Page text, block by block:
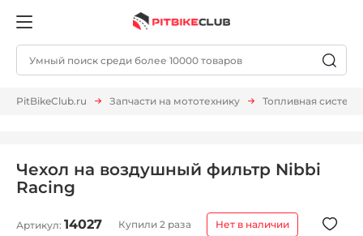
PitBikeClub.ru Запчасти на мототехнику Топливная система
Чехол на воздушный фильтр Nibbi
Racing
Артикул: 14027 Купили 2 раза Нет в наличии